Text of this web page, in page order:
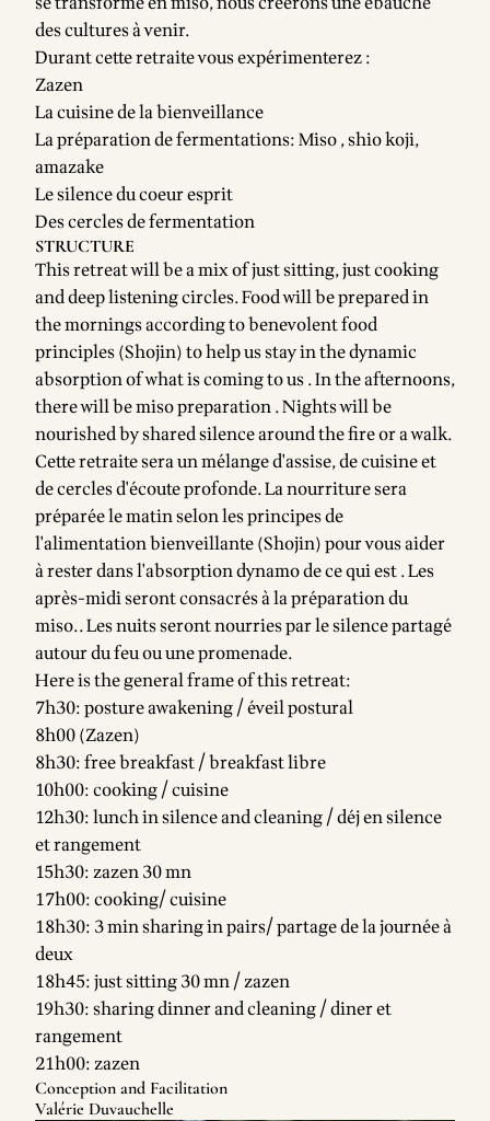
des cultures à venir.
Durant cette retraite vous expérimenterez :
Zazen
La cuisine de la bienveillance
La préparation de fermentations: Miso , shio koji,
amazake
Le silence du coeur esprit
Des cercles de fermentation
STRUCTURE
This retreat will be a mix of just sitting, just cooking
and deep listening circles. Food will be prepared in
the mornings according to benevolent food
principles (Shojin) to help us stay in the dynamic
absorption of what is coming to us . In the afternoons,
there will be miso preparation . Nights will be
nourished by shared silence around the fire or a walk.
Cette retraite sera un mélange d'assise, de cuisine et
de cercles d'écoute profonde. La nourriture sera
préparée le matin selon les principes de
l'alimentation bienveillante (Shojin) pour vous aider
à rester dans l'absorption dynamo de ce qui est . Les
après-midi seront consacrés à la préparation du
miso.. Les nuits seront nourries par le silence partagé
autour du feu ou une promenade.
Here is the general frame of this retreat:
7h30: posture awakening / éveil postural
8h00 (Zazen)
8h30: free breakfast / breakfast libre
10h00: cooking / cuisine
12h30: lunch in silence and cleaning / déj en silence
et rangement
15h30: zazen 30 mn
17h00: cooking/ cuisine
18h30: 3 min sharing in pairs/ partage de la journée à
deux
18h45: just sitting 30 mn / zazen
19h30: sharing dinner and cleaning / diner et
rangement
21h00: zazen
Conception and Facilitation
Valérie Duvauchelle